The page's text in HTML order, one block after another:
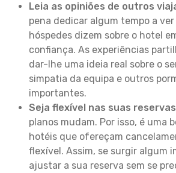
Leia as opiniões de outros
pena dedicar algum tempo a
hóspedes dizem sobre o hotel
confiança. As experiências
dar-lhe uma ideia real sobre o
simpatia da equipa e outros
importantes.
Seja flexível nas suas
planos mudam. Por isso, é uma
hotéis que ofereçam
flexível. Assim, se surgir algum
ajustar a sua reserva sem se